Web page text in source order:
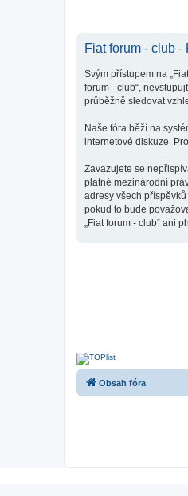
Fiat forum - club
Svým přístupem na
forum - club“,
průběžně sledovat
Naše fóra běží na
internetové diskuze.
Zavazujete se
platné mezinárodní
adresy všech
pokud to bude
„Fiat forum - club“ ani
Obsah fóra